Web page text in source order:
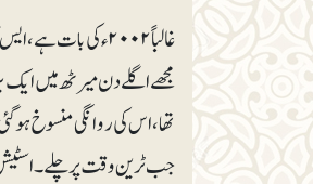
غالباً ۲۰۰۲ء کی
مجھے اگلے دن میرٹھ میں
تھا، اس کی روانگی منسوخ
جب ٹرین وقت پر چلے۔